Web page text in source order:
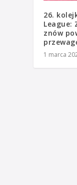
26.
League:
znów
1 marca